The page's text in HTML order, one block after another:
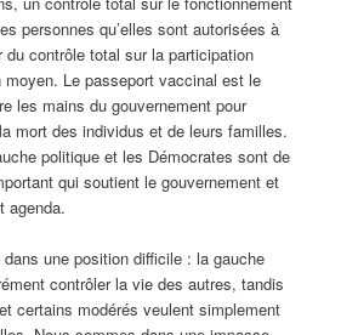
personnes qu’elles sont autorisées à
du contrôle total sur la participation
Le passeport vaccinal est le
les mains du gouvernement pour
mort des individus et de leurs familles.
politique et les Démocrates sont de
qui soutient le gouvernement et
agenda.
une position difficile : la gauche
contrôler la vie des autres, tandis
certains modérés veulent simplement